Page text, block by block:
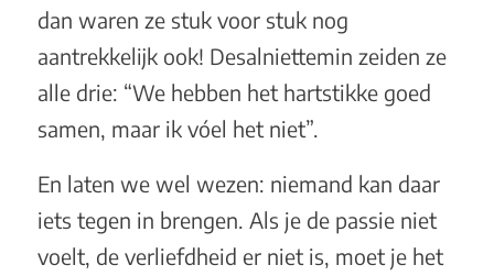
dan waren ze stuk voor stuk nog
aantrekkelijk ook! Desalniettemin zeiden ze
alle drie: “We hebben het hartstikke goed
samen, maar ik vóel het niet”.
En laten we wel wezen: niemand kan daar
iets tegen in brengen. Als je de passie niet
voelt, de verliefdheid er niet is, moet je het